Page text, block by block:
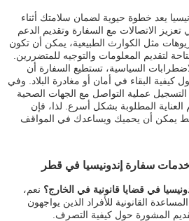
يعد خطوة حيوية لضمان سلامتك أثناء
الاتصالات مع السفارة وتقديم الدعم
مثل الكوارث الطبيعية، يمكن أن تكون
لتقديم المعلومات والتوجيه للمتضررين.
السياسية، تستطيع السفارة أن
كيفية البقاء في أمان أو مغادرة البلاد. وفي
عملية التواصل مع الجهات الصحية
العناية المطلوبة بشكل أسرع. لذا، فإن
يمكن أن يحميك ويساعدك في المواقف
سفارة إندونيسيا في قطر
في قضايا قانونية في الخارج؟ نعم،
القانونية للأفراد الذين يواجهون
المشورة حول كيفية التصرف.